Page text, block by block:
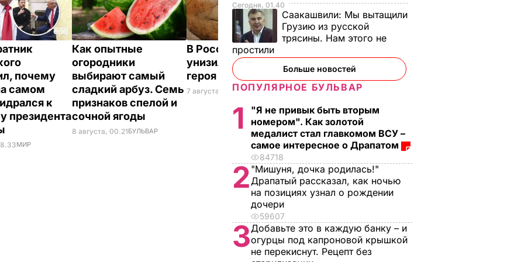
почему
самом
к
президента
МИР
Как опытные
огородники
выбирают самый
сладкий арбуз. Семь
признаков спелой и
сочной ягоды
8 августа, 00.21БУЛЬВАР
В России жестоко
унизили любимого
героя Путина
7 августа, 23.32БУЛЬВАР
нормальный, пока не
сбухался". В сеть
попали снимки
Медведевым
7 августа, 20.39БУЛЬВАР
Сегодня, 01.40
Саакашвили: Мы вытащили
Грузию из русской
трясины. Нам этого не
простили
Больше новостей
ПОПУЛЯРНОЕ БУЛЬВАР
1
"Я не привык быть вторым
номером". Как золотой
медалист стал главкомом ВСУ –
самое интересное о Драпатом
84718
2 "Мишуня, дочка родилась!"
Драпатый рассказал, как ночью
на позициях узнал о рождении
дочери
59607
3Добавьте это в каждую банку – и
огурцы под капроновой крышкой
не перекиснут. Рецепт без